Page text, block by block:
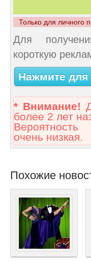
Только для личного
Для
короткую
Нажмите для
* Внимание!
более 2 лет
очень низкая.
Похожие